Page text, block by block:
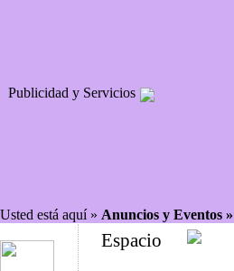
Publicidad y Servicios
Usted está aquí » Anuncios y Eventos »
Espacio